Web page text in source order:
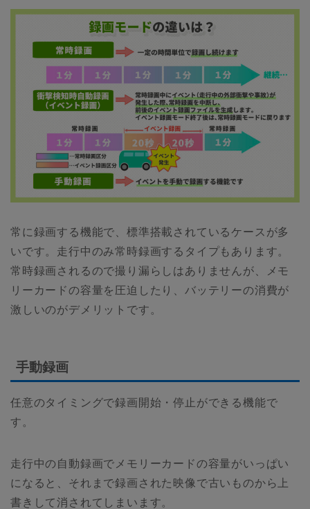
常に録画する機能で、標準搭載されているケースが多
いです。走行中のみ常時録画するタイプもあります。
常時録画されるので撮り漏らしはありませんが、メモ
リーカードの容量を圧迫したり、バッテリーの消費が
激しいのがデメリットです。
手動録画
任意のタイミングで録画開始・停止ができる機能で
す。
走行中の自動録画でメモリーカードの容量がいっぱい
になると、それまで録画された映像で古いものから上
書きして消されてしまいます。